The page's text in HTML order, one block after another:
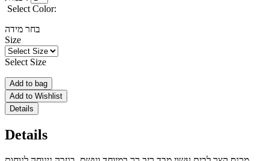
Select Color:
בחר מידה
Size
Select Size
Add to bag
Add to Wishlist
Details
Details